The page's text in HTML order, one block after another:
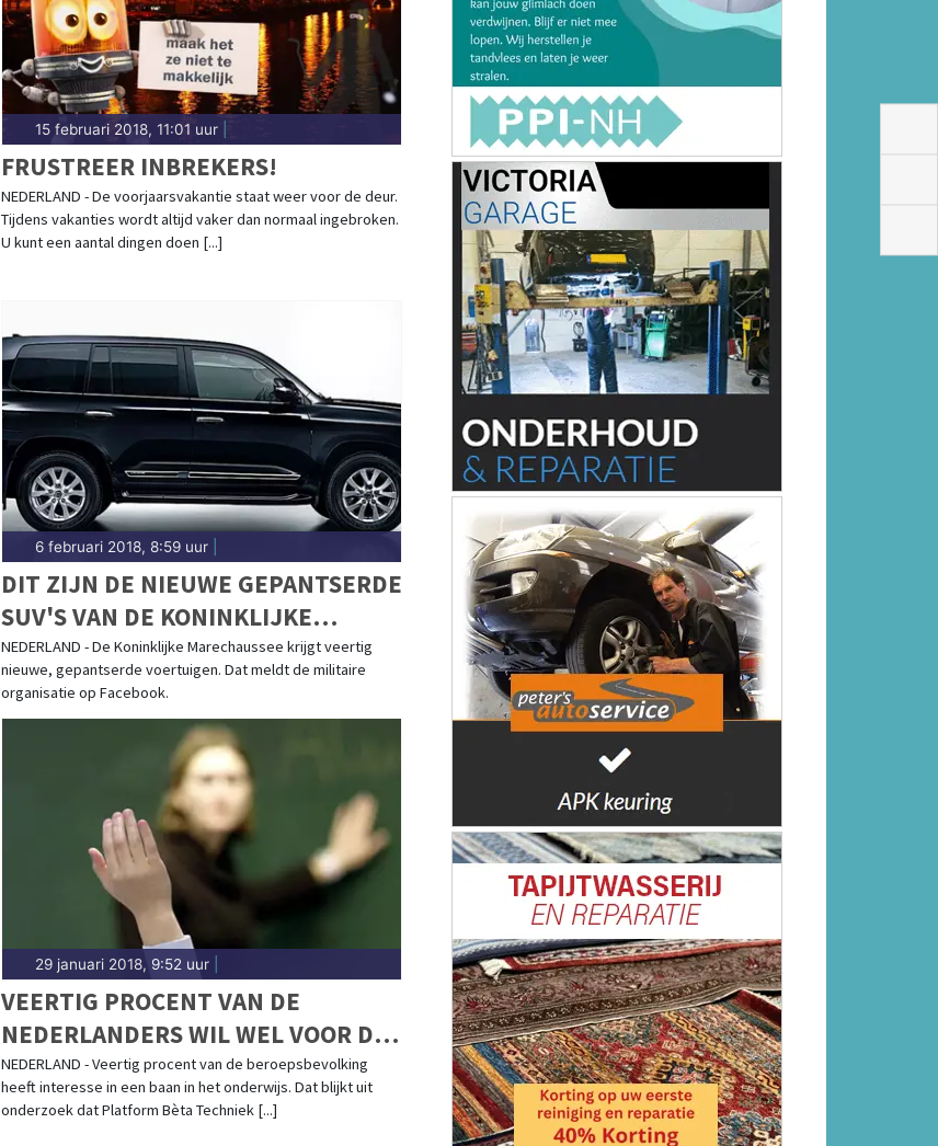
15 februari 2018, 11:01 uur|
FRUSTREER INBREKERS!
NEDERLAND - De voorjaarsvakantie staat weer voor de deur.
Tijdens vakanties wordt altijd vaker dan normaal ingebroken.
U kunt een aantal dingen doen [...]
6 februari 2018, 8:59 uur|
DIT ZIJN DE NIEUWE GEPANTSERDE
SUV'S VAN DE KONINKLIJKE
MARECHAUSSEE
NEDERLAND - De Koninklijke Marechaussee krijgt veertig
nieuwe, gepantserde voertuigen. Dat meldt de militaire
organisatie op Facebook.
29 januari 2018, 9:52 uur|
VEERTIG PROCENT VAN DE
NEDERLANDERS WIL WEL VOOR DE
KLAS, MAAR NIET FULLTIME
NEDERLAND - Veertig procent van de beroepsbevolking
heeft interesse in een baan in het onderwijs. Dat blijkt uit
onderzoek dat Platform Bèta Techniek [...]